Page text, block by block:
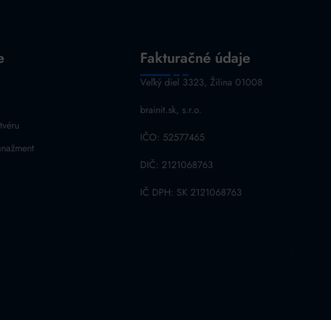
Fakturačné údaje
Veľký diel 3323, Žilina 01008
brainit.sk, s.r.o.
IČO: 52577465
DIČ: 2121068763
IČ DPH: SK 2121068763